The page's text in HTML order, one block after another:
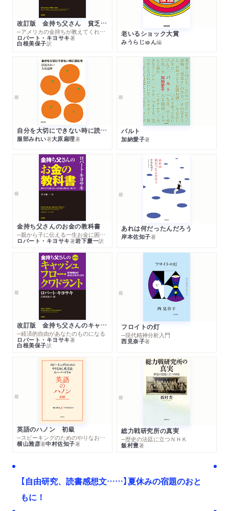
改訂版 金持ち父さん 貧乏父さん
─アメリカの金持ちが教えてくれるお金の哲学
ロバート・キヨサキ著
白根美保子訳
老いるショック大賞
みうらじゅん編
自分を大切にできない時に読む本
服部みれい著大原扁理著
パルト
加納愛子著
金持ち父さんのお金の教科書
─親から子に伝える一生お金に困らない考え方
ロバート・キヨサキ著岩下慶一訳
あれは何だったんだろう
岸本佐知子著
改訂版 金持ち父さんのキャッシュフロー・クワドラント
─経済的自由があなたのものになる
ロバート・キヨサキ著
白根美保子訳
フロイトの灯
─現代精神分析入門
西見奈子著
英語のハノン 初級
─スピーキングのためのやりなおし英文法スーパードリル
横山雅彦著中村佐知子著
総力戦研究所の真実
─歴史の法廷に立つＮＨＫ
飯村豊著
【自由研究、読書感想文……】夏休みの宿題のおと
もに！